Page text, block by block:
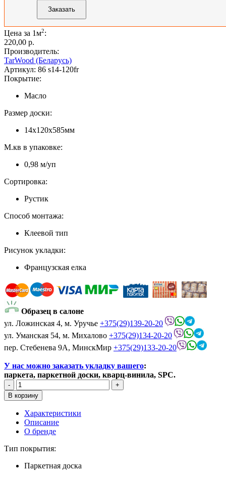
Цена за 1м2:
220,00 p.
Производитель:
TarWood (Беларусь)
Артикул: 86 s14-120fr
Покрытие:
Масло
Размер доски:
14х120х585мм
М.кв в упаковке:
0,98 м/уп
Сортировка:
Рустик
Способ монтажа:
Клеевой тип
Рисунок укладки:
Французская елка
Образец в салоне
ул. Ложинская 4, м. Уручье +375(29)139-20-20
ул. Уманская 54, м. Михалово +375(29)134-20-20
пер. Стебенева 9А, МинскМир +375(29)133-20-20
У нас можно заказать укладку вашего:
паркета, паркетной доски, кварц-винила, SPC.
Характеристики
Описание
О бренде
Тип покрытия:
Паркетная доска